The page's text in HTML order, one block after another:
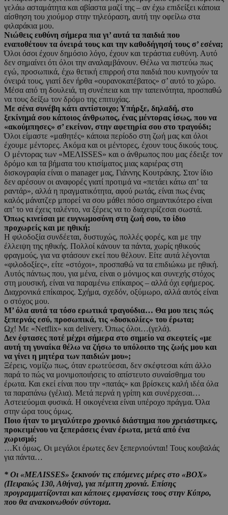
γελάω ασταμάτητα και αβίαστα μαζί της – αν έχω επιδείξει κάποια
αίσθηση του χιούμορ στην τηλεόραση, αυτή την οφείλω στα
φιλαράκια μου.
Νιώθεις ευθύνη σήμερα πια γι’ αυτά τα παιδιά που
εναποθέτουν τα όνειρά τους και την καθοδήγησή τους σ’ εσένα;
Όλοι όσοι έχουν δημόσιο λόγο, έχουν και τεράστια ευθύνη. Αυτό
δεν σημαίνει ότι όλοι την αναλαμβάνουν. Θέλω να πιστεύω πως
εγώ, προσωπικά, έχω θετική επιρροή στα παιδιά που κυνηγούν τα
όνειρά τους, γιατί δεν ήρθα «ουρανοκατέβατος» σ’ αυτό το χώρο.
Μέσα από τη δουλειά, τη συνέπεια και την ταπεινότητα, προσπαθώ
να τους δείξω τον δρόμο της επιτυχίας.
Με σένα συνέβη κάτι αντίστοιχο; Υπήρξε, δηλαδή, στο
ξεκίνημά σου κάποιος άνθρωπος, ένας μέντορας ίσως, που να
«ακούμπησες» σ’ εκείνον, στην αφετηρία σου στο τραγούδι;
Όλοι είμαστε «μαθητές» κάποια περίοδο στη ζωή μας και όλοι
έχουμε μέντορες. Ακόμα και οι μέντορες, έχουν τους δικούς τους.
Ο μέντορας των «ΜΕΛΙSSES» και ο άνθρωπος που μας έδειξε τον
δρόμο και τα βήματα του κτισίματος μιας καριέρας στη
δισκογραφία είναι ο manager μας, Γιάννης Κουτράκης. Στον ίδιο
δεν αρέσουν οι αναφορές γιατί προτιμά να «πετάει κάτω απ’ τα
ραντάρ», αλλά η πραγματικότητα, αφού ρωτάς, είναι πως ένας
καλός μάνατζερ μπορεί να σου μάθει πόσο σημαντικότερο είναι
απ’ το να έχεις ταλέντο, να ξέρεις να το διαχειρίζεσαι σωστά.
Όπως κινείσαι με ευγνωμοσύνη στη ζωή σου, το ίδιο
προχωρείς και με ηθική;
Η φιλοδοξία συνδέεται, δυστυχώς, πολλές φορές, και με την
έλλειψη της ηθικής. Πολλοί κάνουν τα πάντα, χωρίς ηθικούς
φραγμούς, για να φτάσουν εκεί που θέλουν. Είτε αυτά λέγονται
«φιλοδοξίες», είτε «στόχοι», προσπαθώ να τα επιδιώκω με ηθική.
Αυτός πάντως που, για μένα, είναι ο μόνιμος και συνεχής στόχος
στη μουσική, είναι να παραμένω επίκαιρος – αλλά όχι εφήμερος.
Διαχρονικά επίκαιρος. Σχήμα, σχεδόν, οξύμωρο, αλλά αυτός είναι
ο στόχος μου.
Μ’ όλα αυτά τα τόσο ερωτικά τραγούδια… Θα μου πεις πώς
ξεπερνάς εσύ, προσωπικά, τις «δυσκολίες» του έρωτα;
Ωχ! Με «Netflix» και delivery. Όπως όλοι…(γελά).
Δεν έφτασες ποτέ μέχρι σήμερα στο σημείο να σκεφτείς «με
αυτή τη γυναίκα θέλω να ζήσω το υπόλοιπο της ζωής μου και
να γίνει η μητέρα των παιδιών μου»;
Ξέρεις, νομίζω πως, όταν ερωτεύεσαι, δεν σκέφτεσαι κάτι άλλο
παρά το πώς να μονιμοποιήσεις το απίστευτο συναίσθημα του
έρωτα. Και εκεί είναι που την «πατάς» και βρίσκεις καλή ιδέα όλα
τα παραπάνω (γέλια). Μετά περνά η γρίπη και συνέρχεσαι…
Αστειεύομαι φυσικά. Η οικογένεια είναι υπέροχο πράγμα. Όλα
στην ώρα τους όμως.
Ποιο ήταν το μεγαλύτερο χρονικό διάστημα που χρειάστηκες,
προκειμένου να ξεπεράσεις έναν έρωτα, μετά από ένα
χωρισμό;
…Κι όμως. Οι μεγάλοι έρωτες δεν ξεπερνιούνται! Τους κουβαλάς
για πάντα…
* Οι «ΜΕΛΙSSES» ξεκινούν τις επόμενες μέρες στο «ΒΟΧ»
(Πειραιώς 130, Αθήνα), για πέμπτη χρονιά. Επίσης
προγραμματίζονται και κάποιες εμφανίσεις τους στην Κύπρο,
που θα ανακοινωθούν σύντομα.